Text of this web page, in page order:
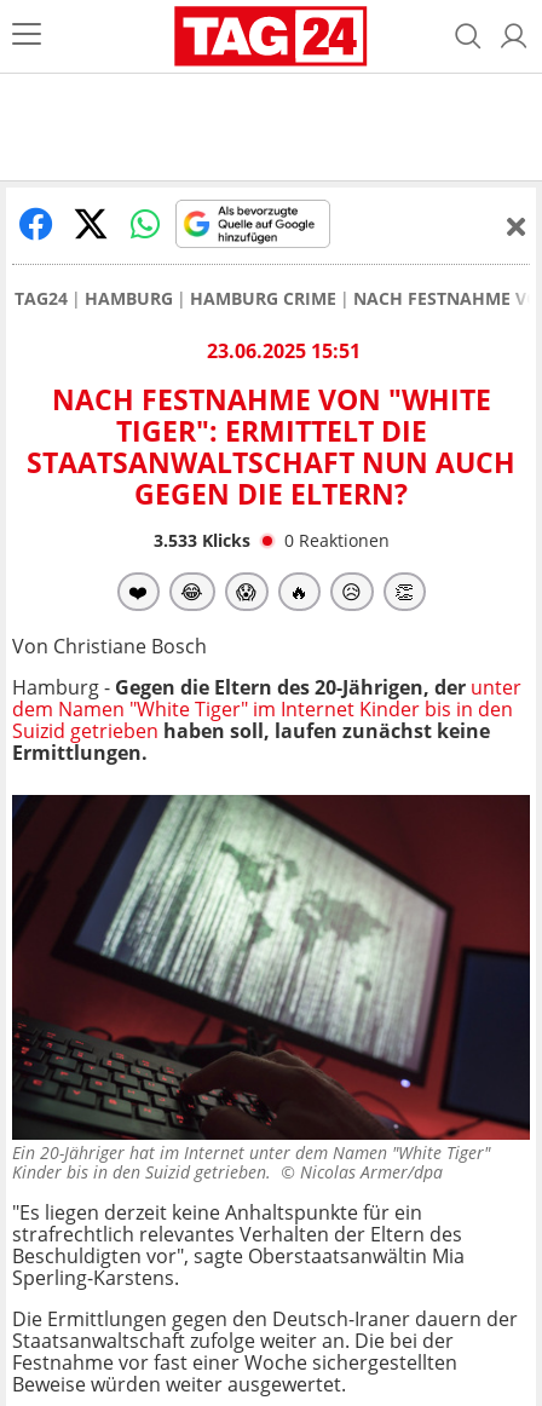
TAG24 HAMBURG HAMBURG CRIME NACH FESTNAHME
23.06.2025 15:51
NACH FESTNAHME VON "WHITE
TIGER": ERMITTELT DIE
STAATSANWALTSCHAFT NUN AUCH
GEGEN DIE ELTERN?
3.533Klicks 0 Reaktionen
❤️ 😂 😱 🔥 😥 👏
Von Christiane Bosch
Hamburg - Gegen die Eltern des 20-Jährigen, der unter
dem Namen "White Tiger" im Internet Kinder bis in den
Suizid getrieben haben soll, laufen zunächst keine
Ermittlungen.
Ein 20-Jähriger hat im Internet unter dem Namen "White Tiger"
Kinder bis in den Suizid getrieben. © Nicolas Armer/dpa
"Es liegen derzeit keine Anhaltspunkte für ein
strafrechtlich relevantes Verhalten der Eltern des
Beschuldigten vor", sagte Oberstaatsanwältin Mia
Sperling-Karstens.
Die Ermittlungen gegen den Deutsch-Iraner dauern der
Staatsanwaltschaft zufolge weiter an. Die bei der
Festnahme vor fast einer Woche sichergestellten
Beweise würden weiter ausgewertet.